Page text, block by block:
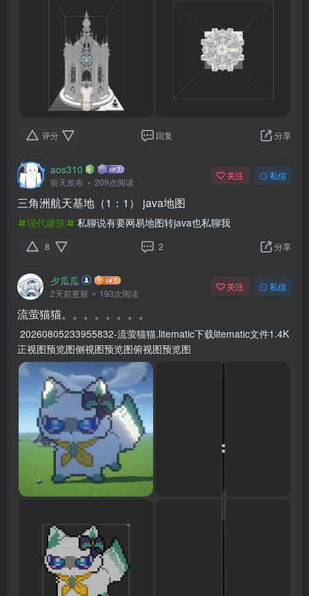
评分 回复 分享
aos310
前天发布 209次阅读
关注 私信
三角洲航天基地（1：1） java地图
现代建筑 私聊说有要网易地图转java也私聊我
8 2 分享
夕瓜瓜
2天前更新 193次阅读
关注 私信
流萤猫猫。。。。。。。。
20260805233955832-流萤猫猫.litematic下载litematic文件1.4K
正视图预览图侧视图预览图俯视图预览图